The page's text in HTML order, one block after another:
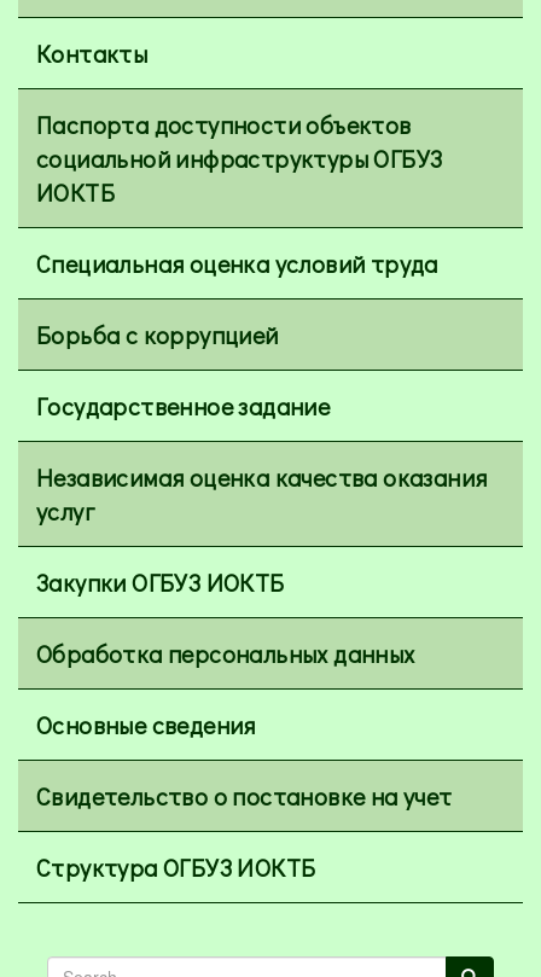
Контакты
Паспорта доступности объектов
социальной инфраструктуры ОГБУЗ
ИОКТБ
Специальная оценка условий труда
Борьба с коррупцией
Государственное задание
Независимая оценка качества оказания
услуг
Закупки ОГБУЗ ИОКТБ
Обработка персональных данных
Основные сведения
Свидетельство о постановке на учет
Структура ОГБУЗ ИОКТБ
Search